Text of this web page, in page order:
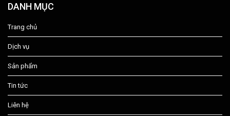
DANH MỤC
Trang chủ
Dịch vụ
Sản phẩm
Tin tức
Liên hệ